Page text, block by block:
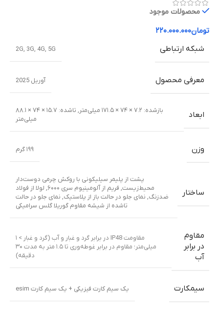
محصولات موجود
تومان۲۲۰.۰۰۰.۰۰۰
شبکه ارتباطی
2G, 3G, 4G, 5G
معرفی محصول آوریل 2025
ابعاد بازشده: ۷.۲ × ۷۴ × ۱۷۱.۵ میلی‌متر ,
تا‌شده: ۱۵.۷ × ۷۴ × ۸۸.۱
میلی‌متر
وزن ۱۹۹ گرم
ساختار
پشت از پلیمر سیلیکونی با روکش چرمی دوست‌دار
محیط‌زیست, فریم از آلومینیوم سری ۶۰۰۰ , لولا از فولاد
ضدزنگ, نمای جلو در حالت باز از پلاستیک, نمای جلو در حالت
تا‌شده از شیشه مقاوم گوریلا گلس سرامیکی
مقاوم
در برابر
آب
مقاومت IP48 در برابر گرد و غبار و آب (گرد و غبار > ۱
میلی‌متر؛ مقاوم در برابر غوطه‌وری تا ۱.۵ متر به مدت ۳۰
دقیقه)
سیمکارت یک سیم کارت فیزیکی + یک سیم کارت esim